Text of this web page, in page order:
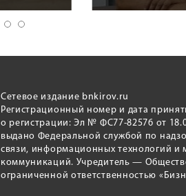
Сетевое издание bnkirov.ru
Регистрационный номер и дата
о регистрации: Эл № ФС77-82576 от
выдано Федеральной службой по
связи, информационных технологий и
коммуникаций. Учредитель —
ограниченной ответственностью